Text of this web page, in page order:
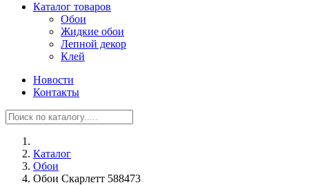
Каталог товаров
Обои
Жидкие обои
Лепной декор
Клей
Новости
Контакты
Каталог
Обои
Обои Скарлетт 588473